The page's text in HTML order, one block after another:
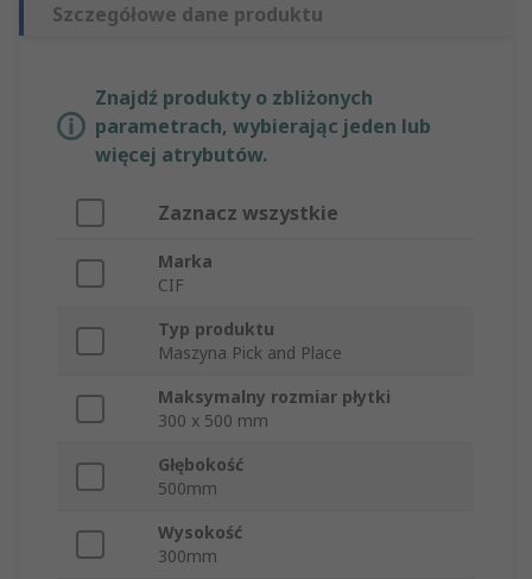
Szczegółowe dane produktu
Znajdź produkty o zbliżonych
parametrach, wybierając jeden lub
więcej atrybutów.
Zaznacz wszystkie
Marka
CIF
Typ produktu
Maszyna Pick and Place
Maksymalny rozmiar płytki
300 x 500 mm
Głębokość
500mm
Wysokość
300mm